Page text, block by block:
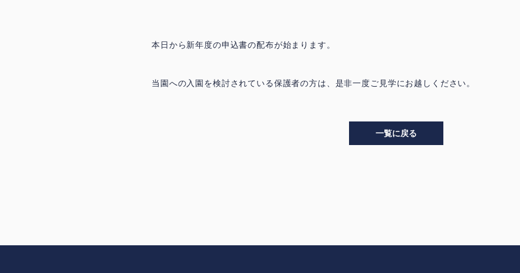
本日から新年度の申込書の配布が始まります。
当園への入園を検討されている保護者の方は、是非一度ご見学にお越しください。
>
一覧に戻る